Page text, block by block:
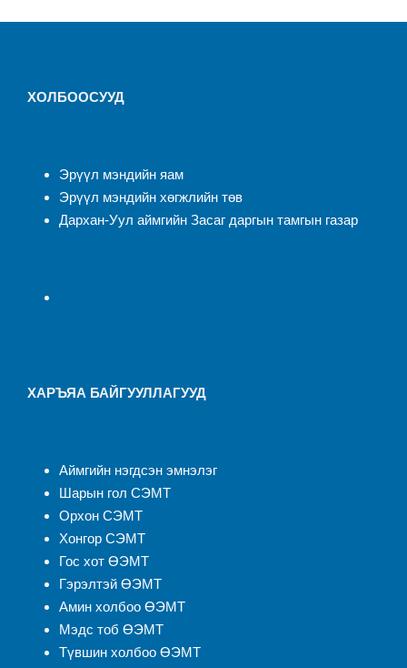
ХОЛБООСУУД
Эрүүл мэндийн яам
Эрүүл мэндийн хөгжлийн төв
Дархан-Уул аймгийн Засаг даргын тамгын газар
ХАРЪЯА БАЙГУУЛЛАГУУД
Аймгийн нэгдсэн эмнэлэг
Шарын гол СЭМТ
Орхон СЭМТ
Хонгор СЭМТ
Гос хот ӨЭМТ
Гэрэлтэй ӨЭМТ
Амин холбоо ӨЭМТ
Мэдс тоб ӨЭМТ
Түвшин холбоо ӨЭМТ